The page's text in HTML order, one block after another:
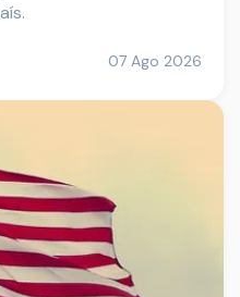
07 Ago 2026